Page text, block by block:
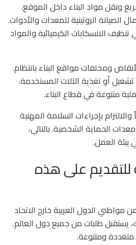
ونقل مواد البناء داخل الموقع.
الصيانة الروتينية للمعدات والأدوات.
الانسكابات الكيميائية والمواد
ومخلفات مواقع البناء بانتظام.
أو تغذية الآلات المستخدمة.
متنوعة في قطاع البناء.
بإجراءات السلامة المهنية
الحماية الشخصية. بالتالي،
العمل.
للتقديم على هذه
الدول العربية خارج الاتحاد
يستقبل طلبات من جميع دول العالم.
متعددة ومتنوعة.